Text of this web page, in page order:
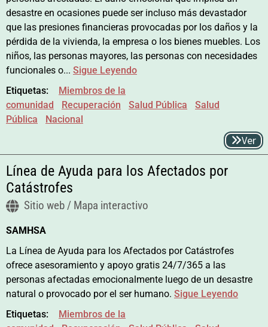
desastre en ocasiones puede ser incluso más devastador
que las presiones financieras provocadas por los daños y la
pérdida de la vivienda, la empresa o los bienes muebles. Los
niños, las personas mayores, las personas con necesidades
funcionales o... Sigue Leyendo
Etiquetas:
Miembros de la
comunidad
Recuperación Salud Pública
Salud
Pública
Nacional
Ver
Línea de Ayuda para los Afectados por
Catástrofes
Sitio web / Mapa interactivo
SAMHSA
La Línea de Ayuda para los Afectados por Catástrofes
ofrece asesoramiento y apoyo gratis 24/7/365 a las
personas afectadas emocionalmente luego de un desastre
natural o provocado por el ser humano. Sigue Leyendo
Etiquetas:
Miembros de la